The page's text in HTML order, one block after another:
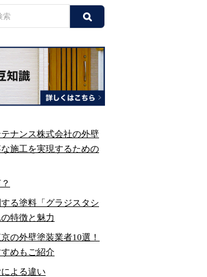
ナンス株式会社の外壁
施工を実現するための
る塗料「グラジスタシ
特徴と魅力
の外壁塗装業者10選！
めもご紹介
よる違い